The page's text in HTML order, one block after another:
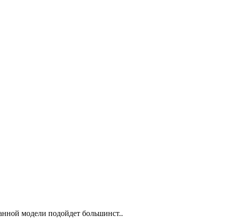
модели подойдет большинст..